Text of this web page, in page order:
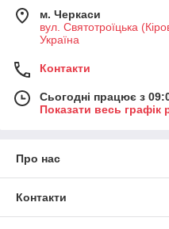
м. Черкаси
вул. Святотроїцька
Україна
Контакти
Сьогодні працює з
Показати весь графік
Про нас
Контакти